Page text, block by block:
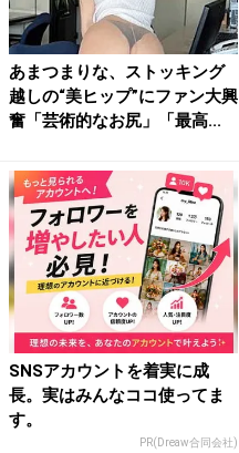
あまつまりな、ストッキング
越しの“美ヒップ”にファン大興
奮「芸術的なお尻」「最高...
SNSアカウントを着実に成
長。実はみんなココ使ってま
す。
PR(Dreaw合同会社)